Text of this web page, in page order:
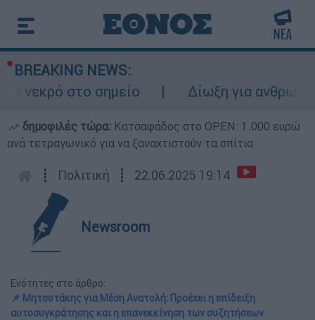
BREAKING NEWS:
Δίωξη για ανθρωποκτονία από
δημοφιλές τώρα: Κατσαφάδος στο OPEN: 1.000 ευρώ
ανά τετραγωνικό για να ξαναχτιστούν τα σπίτια
┋ Πολιτική ┋ 22.06.2025 19:14
Newsroom
Ενότητες στο άρθρο:
📌 Μητσοτάκης για Μέση Ανατολή: Προέχει η επίδειξη
αυτοσυγκράτησης και η επανεκκίνηση των συζητήσεων